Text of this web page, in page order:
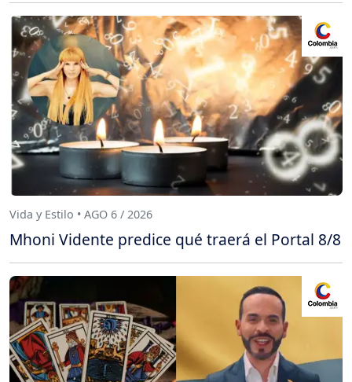
Vida y Estilo • AGO 6 / 2026
Mhoni Vidente predice qué traerá el Portal 8/8